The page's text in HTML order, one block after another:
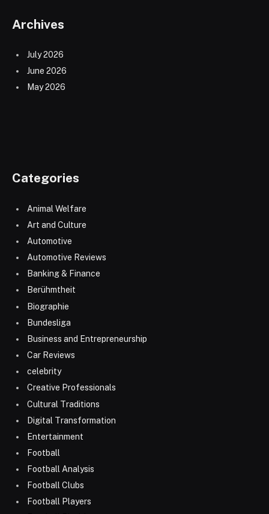
Archives
July 2026
June 2026
May 2026
Categories
Animal Welfare
Art and Culture
Automotive
Automotive Reviews
Banking & Finance
Berühmtheit
Biographie
Bundesliga
Business and Entrepreneurship
Car Reviews
celebrity
Creative Professionals
Cultural Traditions
Digital Transformation
Entertainment
Football
Football Analysis
Football Clubs
Football Players